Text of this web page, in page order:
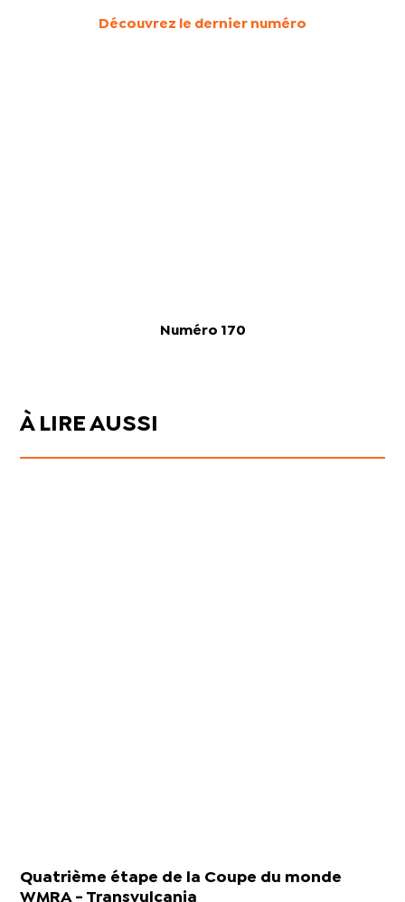
Découvrez le dernier numéro
Numéro 170
À LIRE AUSSI
Quatrième étape de la Coupe du monde
WMRA - Transvulcania